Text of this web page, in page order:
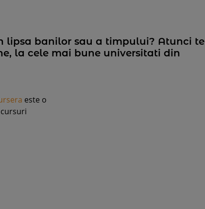
lipsa banilor sau a timpului? Atunci te
la cele mai bune universitati din
este o